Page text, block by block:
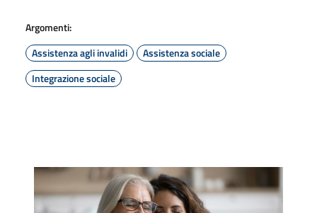
Argomenti:
Assistenza agli invalidi
Assistenza sociale
Integrazione sociale